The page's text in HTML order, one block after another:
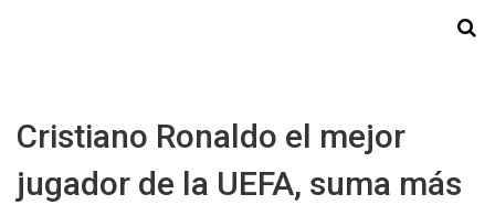
Cristiano Ronaldo el mejor
jugador de la UEFA, suma más